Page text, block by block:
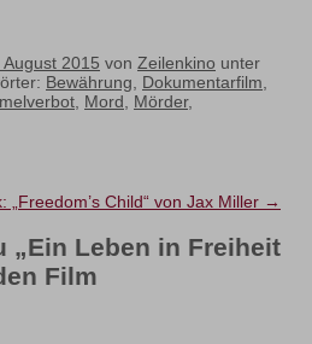
August 2015 von Zeilenkino unter
Bewährung Dokumentarfilm
Mord Mörder,
„Freedom’s Child“ von Jax Miller →
„Ein Leben in Freiheit
Film